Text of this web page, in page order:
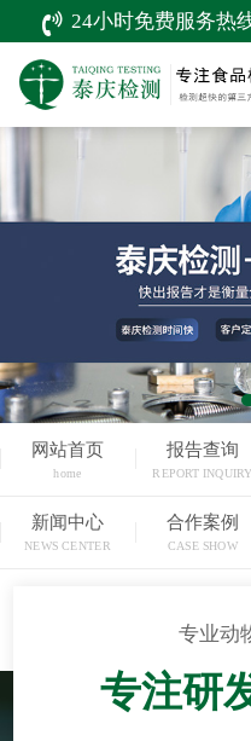
24小时免费服务热
网站首页
home
报告查询
REPORT INQUIRY
新闻中心
NEWS CENTER
合作案例
CASE SHOW
专业动
专注研